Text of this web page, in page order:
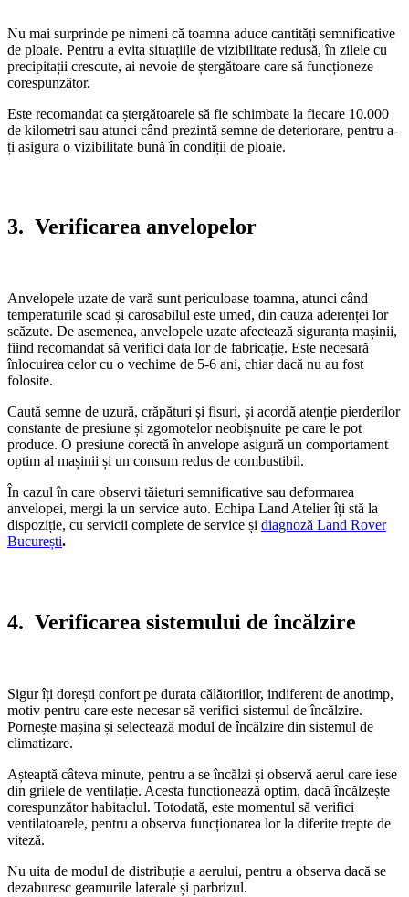
Nu mai surprinde pe nimeni că toamna aduce cantități semnificative
de ploaie. Pentru a evita situațiile de vizibilitate redusă, în zilele cu
precipitații crescute, ai nevoie de ștergătoare care să funcționeze
corespunzător.
Este recomandat ca ștergătoarele să fie schimbate la fiecare 10.000
de kilometri sau atunci când prezintă semne de deteriorare, pentru a-
ți asigura o vizibilitate bună în condiții de ploaie.
3. Verificarea anvelopelor
Anvelopele uzate de vară sunt periculoase toamna, atunci când
temperaturile scad și carosabilul este umed, din cauza aderenței lor
scăzute. De asemenea, anvelopele uzate afectează siguranța mașinii,
fiind recomandat să verifici data lor de fabricație. Este necesară
înlocuirea celor cu o vechime de 5-6 ani, chiar dacă nu au fost
folosite.
Caută semne de uzură, crăpături și fisuri, și acordă atenție pierderilor
constante de presiune și zgomotelor neobișnuite pe care le pot
produce. O presiune corectă în anvelope asigură un comportament
optim al mașinii și un consum redus de combustibil.
În cazul în care observi tăieturi semnificative sau deformarea
anvelopei, mergi la un service auto. Echipa Land Atelier îți stă la
dispoziție, cu servicii complete de service și diagnoză Land Rover
București.
4. Verificarea sistemului de încălzire
Sigur îți dorești confort pe durata călătoriilor, indiferent de anotimp,
motiv pentru care este necesar să verifici sistemul de încălzire.
Pornește mașina și selectează modul de încălzire din sistemul de
climatizare.
Așteaptă câteva minute, pentru a se încălzi și observă aerul care iese
din grilele de ventilație. Acesta funcționează optim, dacă încălzește
corespunzător habitaclul. Totodată, este momentul să verifici
ventilatoarele, pentru a observa funcționarea lor la diferite trepte de
viteză.
Nu uita de modul de distribuție a aerului, pentru a observa dacă se
dezaburesc geamurile laterale și parbrizul.